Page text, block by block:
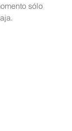
sólo